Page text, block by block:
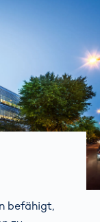
befähigt,